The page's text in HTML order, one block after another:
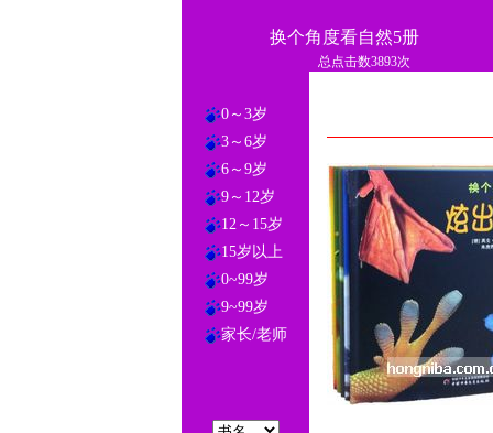
换个角度看自然5册
总点击数3893次
0～3岁
3～6岁
6～9岁
9～12岁
12～15岁
15岁以上
0~99岁
9~99岁
家长/老师